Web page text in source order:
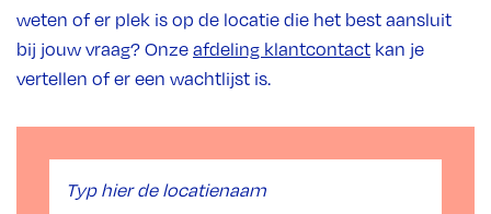
weten of er plek is op de locatie die het best aansluit
bij jouw vraag? Onze afdeling klantcontact kan je
vertellen of er een wachtlijst is.
zoeken